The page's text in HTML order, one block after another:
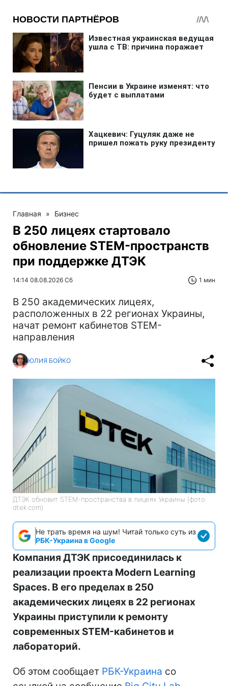
Главная » Бизнес
В 250 лицеях стартовало
обновление STEM-пространств
при поддержке ДТЭК‌
14:14 08.08.2026 Сб 1 мин
В 250 академических лицеях,
расположенных в 22 регионах Украины,
начат ремонт кабинетов STEM-
направления
ЮЛИЯ БОЙКО
ДТЭК обновит STEM-пространства в лицеях Украины (фото:
dtek.com)
Не трать время на шум! Читай только суть из
РБК-Украина в Google
Компания ДТЭК присоединилась к
реализации проекта Modern Learning
Spaces. В его пределах в 250
академических лицеях в 22 регионах
Украины приступили к ремонту
современных STEM-кабинетов и
лабораторий.
Об этом сообщает РБК-Украина со